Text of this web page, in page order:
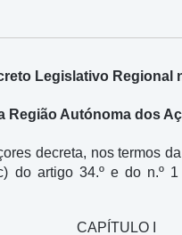
Legislativo Regional
Região Autónoma dos
decreta, nos termos
do artigo 34.º e do n.º
CAPÍTULO I